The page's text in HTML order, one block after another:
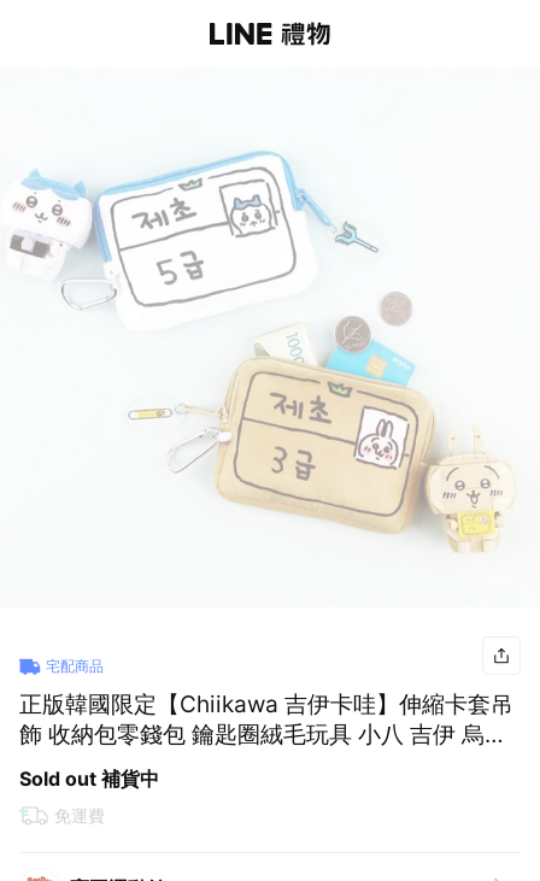
宅配商品
正版韓國限定【Chiikawa 吉伊卡哇】伸縮卡套吊
飾 收納包零錢包 鑰匙圈絨毛玩具 小八 吉伊 烏薩
奇 悠遊卡套 證件夾 除草證三級 識別證夾 零錢袋
女生送禮推薦 女友送禮 金牛座生日禮物
Sold out 補貨中
免運費